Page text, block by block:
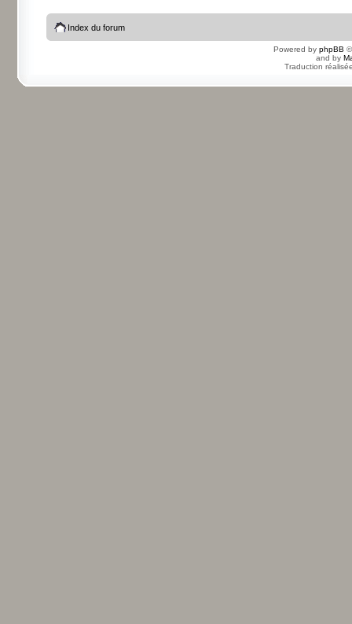
Index du forum
Powered by phpBB
and by
Traduction